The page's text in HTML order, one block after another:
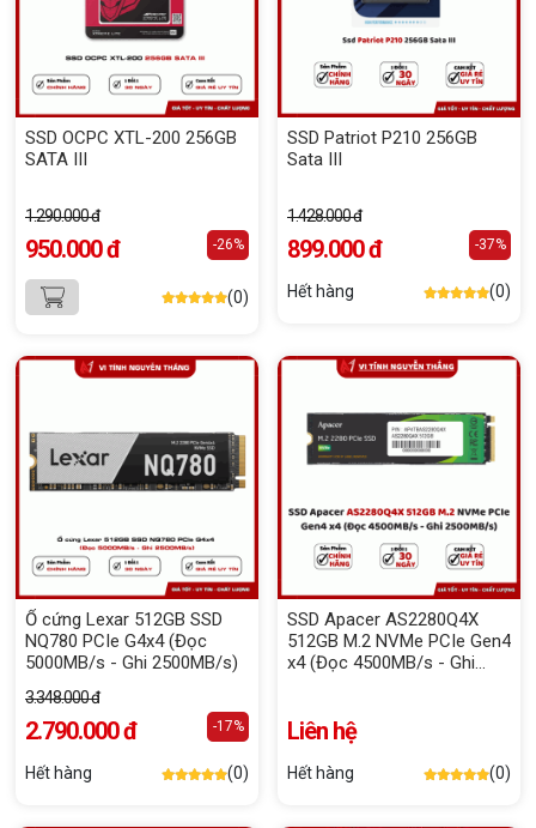
SSD OCPC XTL-200 256GB
SATA III
1.290.000 đ
950.000 đ -26%
(0)
SSD Patriot P210 256GB
Sata III
1.428.000 đ
899.000 đ -37%
Hết hàng (0)
Ổ cứng Lexar 512GB SSD
NQ780 PCIe G4x4 (Đọc
5000MB/s - Ghi 2500MB/s)
3.348.000 đ
2.790.000 đ -17%
Hết hàng (0)
SSD Apacer AS2280Q4X
512GB M.2 NVMe PCIe Gen4
x4 (Đọc 4500MB/s - Ghi
Liên hệ
Hết hàng (0)